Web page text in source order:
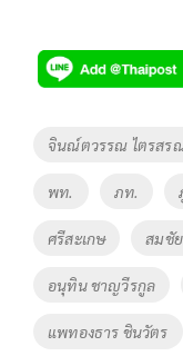
Tags
จินณ์ตวรรณ ไตรสร
พท. ภท.
ศรีสะเกษ สมชั
อนุทิน ชาญวีรกูล
แพทองธาร ชินวัตร